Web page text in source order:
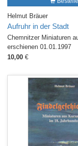
Helmut Bräuer
Aufruhr in der Stadt
Chemnitzer Miniaturen
erschienen 01.01.1997
10,00 €